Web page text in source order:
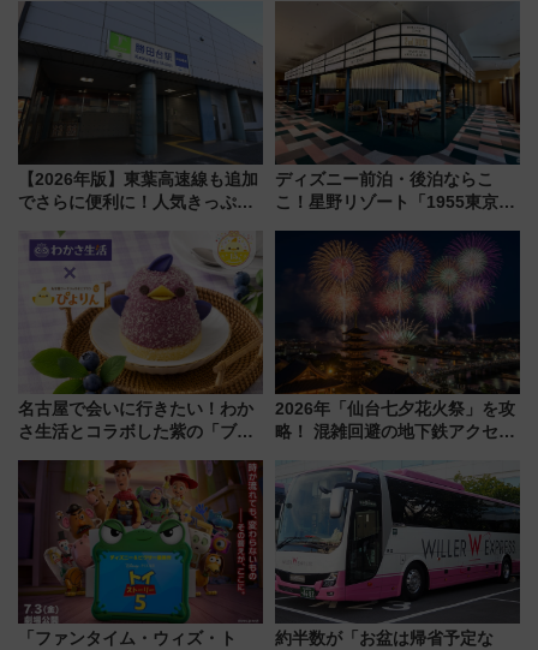
【2026年版】東葉高速線も追加
でさらに便利に！人気きっぷ
今年も発売 秋・早春に千葉県を
巡るなら使い勝手・コスパ抜群
ディズニー前泊・後泊ならこ
こ！星野リゾート「1955東京ベ
つの理由 無料バス＆24時間サー
ビスで混雑回避
名古屋で会いに行きたい！わか
さ生活とコラボした紫の「ブル
2026年「仙台七夕花火祭」を攻
略！ 混雑回避の地下鉄アクセス
火前に楽しむ仙台観光ルートま
で解説！
「ファンタイム・ウィズ・ト 約半数が「お盆は帰省予定な